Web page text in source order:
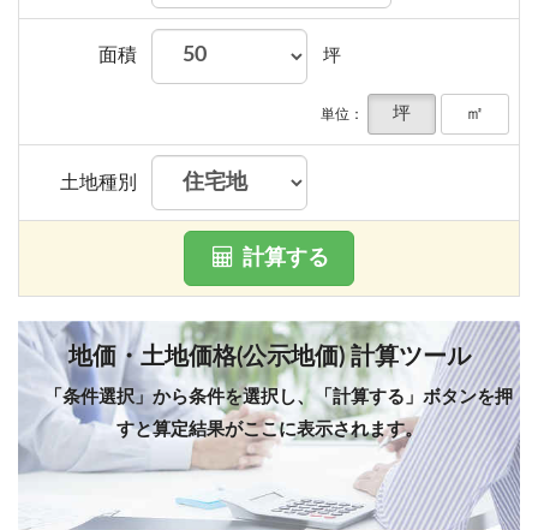
面積 坪
単位： 坪 ㎡
土地種別
計算する
地価・土地価格(公示地価) 計算ツール
「条件選択」から条件を選択し、「計算する」ボタンを押
すと算定結果がここに表示されます。